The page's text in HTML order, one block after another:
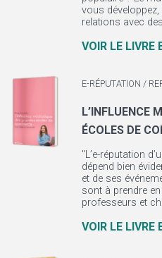
vous
relations avec
VOIR LE LIVRE
E-RÉPUTATION /
L’INFLUENCE
ÉCOLES DE
"L’e-réputation
dépend bien
et de ses
sont à prendre
professeurs et
VOIR LE LIVRE